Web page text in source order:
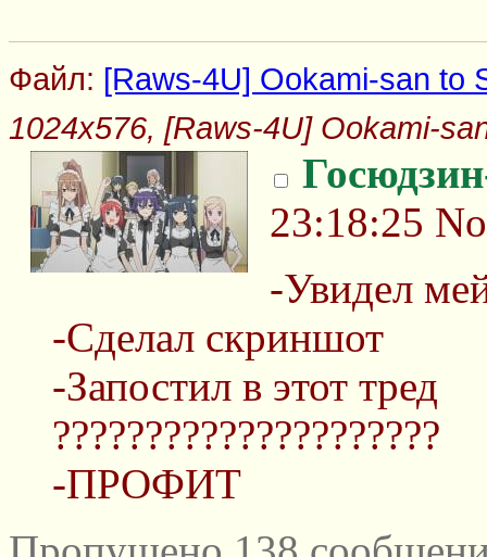
Файл: [Raws-4U] Ookami-san to
1024x576, [Raws-4U] Ookami-
23:18:25
-Увидел
-Сделал скриншот
-Запостил в этот тред
?????????????????????
-ПРОФИТ